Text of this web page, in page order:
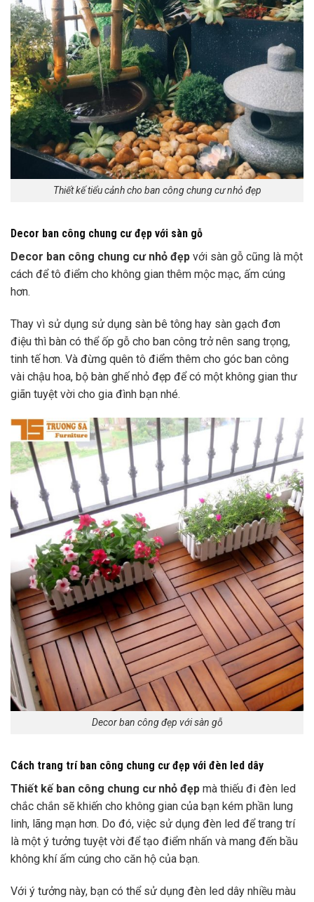
Thiết kế tiểu cảnh cho ban công chung cư nhỏ đẹp
Decor ban công chung cư đẹp với sàn gỗ
Decor ban công chung cư nhỏ đẹp với sàn gỗ cũng là một
cách để tô điểm cho không gian thêm mộc mạc, ấm cúng
hơn.
Thay vì sử dụng sử dụng sàn bê tông hay sàn gạch đơn
điệu thì bàn có thể ốp gỗ cho ban công trở nên sang trọng,
tinh tế hơn. Và đừng quên tô điểm thêm cho góc ban công
vài chậu hoa, bộ bàn ghế nhỏ đẹp để có một không gian thư
giãn tuyệt vời cho gia đình bạn nhé.
Decor ban công đẹp với sàn gỗ
Cách trang trí ban công chung cư đẹp với đèn led dây
Thiết kế ban công chung cư nhỏ đẹp mà thiếu đi đèn led
chắc chắn sẽ khiến cho không gian của bạn kém phần lung
linh, lãng mạn hơn. Do đó, việc sử dụng đèn led để trang trí
là một ý tưởng tuyệt vời để tạo điểm nhấn và mang đến bầu
không khí ấm cúng cho căn hộ của bạn.
Với ý tưởng này, bạn có thể sử dụng đèn led dây nhiều màu